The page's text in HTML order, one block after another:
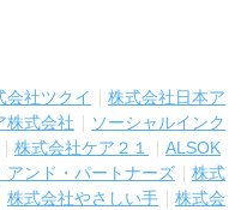
会社ツクイ
株式会社日本ア
株式会社
ソーシャルインク
株式会社ケア２１
ALSOK
アンド・パートナーズ
株式
株式会社やさしい手
株式会